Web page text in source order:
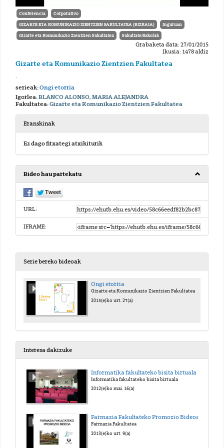
Conferencia Corporativo
GIZARTE ETA KOMUNIKAZIO ZIENTZIEN FAKULTATEA (BIZKAIA) Inguruan
Gizarte eta Komunikazio Zientzien Fakultatea Fakultate/Eskolak
Grabaketa data: 27/01/2015
Ikusia: 1478 aldiz
Gizarte eta Komunikazio Zientzien Fakultatea
.
serieak:Ongi etorria
Igorlea:BLANCO ALONSO, MARIA ALEJANDRA
Fakultatea:Gizarte eta Komunikazio Zientzien Fakultatea
Eranskinak
Ez dago fitxategi atxikiturik
Bideo hau partekatu
URL:
IFRAME:
Serie bereko bideoak
Ongi etorria
Gizarte eta Komunikazio Zientzien Fakultatea
2015(e)ko urt. 27(a)
Interesa dakizuke
Informatika fakultateko bisita birtuala
Informatika fakultateko bisita birtuala
2012(e)ko mai. 16(a)
Farmazia Fakultateko Promozio Bideoa
Farmazia Fakultatea
2013(e)ko urt. 9(a)